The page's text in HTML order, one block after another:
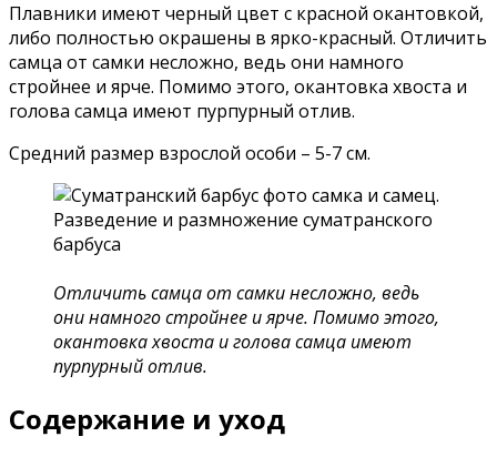
Плавники имеют черный цвет с красной окантовкой,
либо полностью окрашены в ярко-красный. Отличить
самца от самки несложно, ведь они намного
стройнее и ярче. Помимо этого, окантовка хвоста и
голова самца имеют пурпурный отлив.
Средний размер взрослой особи – 5-7 см.
Отличить самца от самки несложно, ведь
они намного стройнее и ярче. Помимо этого,
окантовка хвоста и голова самца имеют
пурпурный отлив.
Содержание и уход